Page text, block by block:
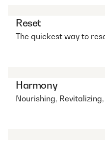
Reset
The quickest way to
Harmony
Nourishing,